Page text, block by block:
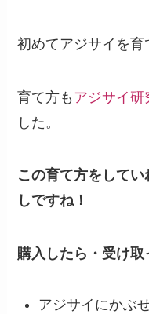
初めてアジサイを育
育て方も アジサイ研
した。
この育て方をして
しですね！
購入したら・受け
アジサイにかぶ